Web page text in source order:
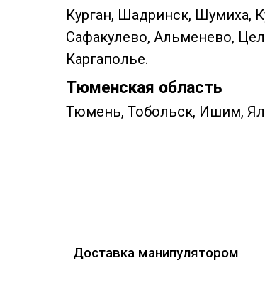
Тюменская область
Курган, Шадринск, Шумиха,
Сафакулево, Альменево,
Каргаполье.
Тюмень, Тобольск, Ишим,
Доставка манипулятором